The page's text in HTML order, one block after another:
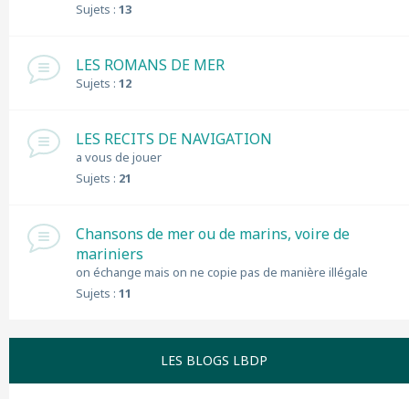
Sujets : 13
LES ROMANS DE MER
Sujets : 12
LES RECITS DE NAVIGATION
a vous de jouer
Sujets : 21
Chansons de mer ou de marins, voire de
mariniers
on échange mais on ne copie pas de manière illégale
Sujets : 11
LES BLOGS LBDP